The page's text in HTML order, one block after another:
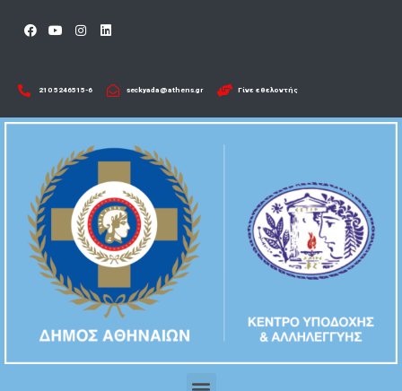
210 5246515-6​ seckyada@athens.gr Γίνε εθελοντής